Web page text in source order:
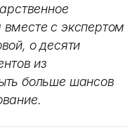
с экспертом
о десяти
из
больше шансов